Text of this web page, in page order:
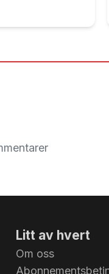
Litt av hvert
Om oss